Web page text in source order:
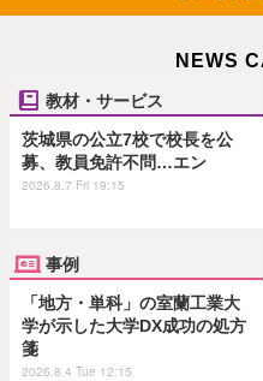
NEWS
教材・サービス
茨城県の公立7校で校長を公
募、教員免許不問…エン
2026.8.7 Fri 19:15
事例
「地方・単科」の室蘭工業大
学が示した大学DX成功の処方
箋
2026.8.4 Tue 12:15